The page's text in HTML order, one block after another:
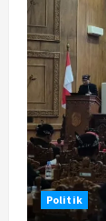
g
a
t
i
o
n Politik